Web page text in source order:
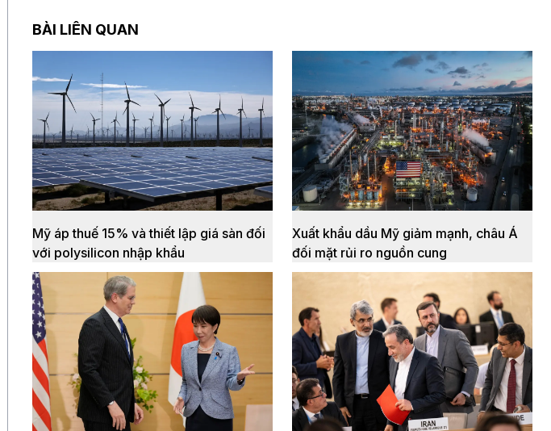
BÀI LIÊN QUAN
Mỹ áp thuế 15% và thiết lập giá sàn đối
với polysilicon nhập khẩu
Xuất khẩu dầu Mỹ giảm mạnh, châu Á
đối mặt rủi ro nguồn cung